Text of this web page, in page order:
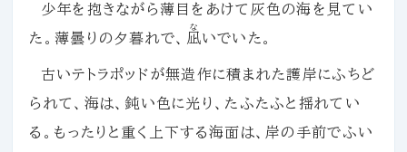
少年を抱きながら薄目をあけて灰色の海を見てい
た。薄曇りの夕暮れで、
凪
な
いでいた。
古いテトラポッドが無造作に積まれた護岸にふちど
られて、海は、鈍い色に光り、たふたふと揺れてい
る。もったりと重く上下する海面は、岸の手前でふい